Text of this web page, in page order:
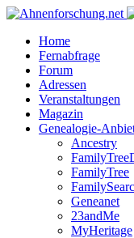
Home
Fernabfrage
Forum
Adressen
Veranstaltungen
Magazin
Genealogie-
Ancestry
FamilyTree
Geneanet
23andMe
MyHeritage